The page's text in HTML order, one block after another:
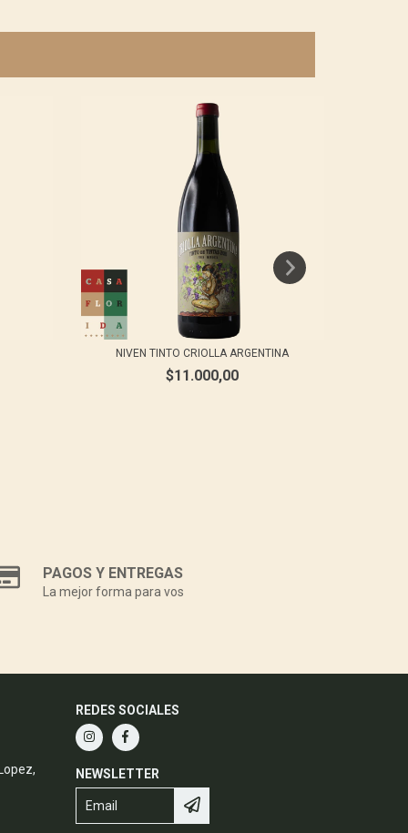
NIVEN TINTO CRIOLLA ARGENTINA
$11.000,00
PAGOS Y ENTREGAS
La mejor forma para vos
REDES SOCIALES
NEWSLETTER